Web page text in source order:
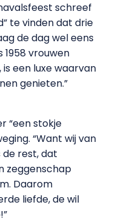
schreef
te vinden dat drie
de dag wel eens
1958 vrouwen
een luxe waarvan
genieten.”
“een stokje
“Want wij van
rest, dat
zeggenschap
Daarom
liefde, de wil